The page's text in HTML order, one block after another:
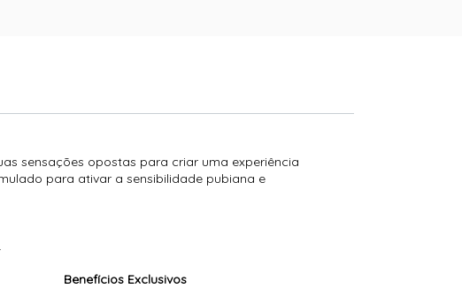
sensações opostas para criar uma experiência
para ativar a sensibilidade pubiana e
Benefícios Exclusivos